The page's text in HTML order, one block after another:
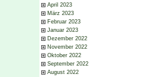
April 2023
März 2023
Februar 2023
Januar 2023
Dezember 2022
November 2022
Oktober 2022
September 2022
August 2022